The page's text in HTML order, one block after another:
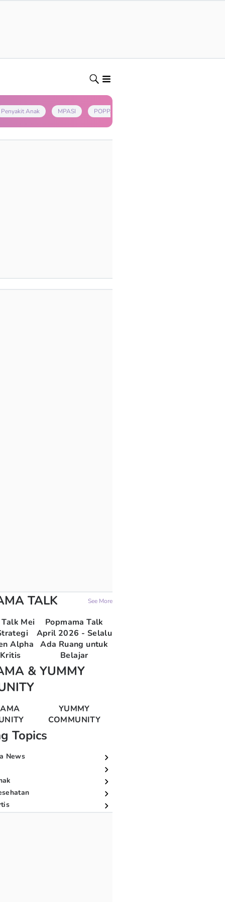
Penyakit Anak MPASI POPPAPA
TALK See More
Mei
Alpha
Popmama Talk
April 2026 - Selalu
Ada Ruang untuk
Belajar
& YUMMY
YUMMY
COMMUNITY
Topics
News